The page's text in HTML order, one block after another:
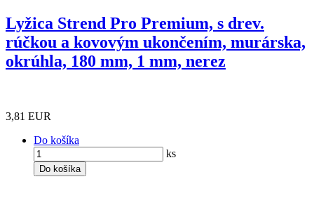
Lyžica Strend Pro Premium, s drev.
rúčkou a kovovým ukončením, murárska,
okrúhla, 180 mm, 1 mm, nerez
3,81 EUR
Do košíka
ks
Do košíka